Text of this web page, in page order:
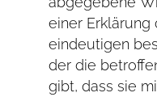
einer Erklärung
eindeutigen
der die
gibt, dass sie